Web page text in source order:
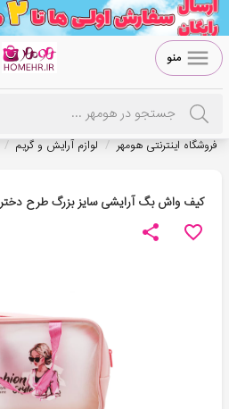
منو
فروشگاه اینترنتی هومهر / لوازم آرایش و گریم /
کیف واش بگ آرایشی سایز بزرگ طرح دختر